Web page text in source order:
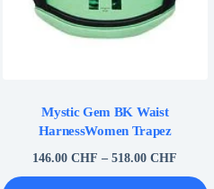
Mystic Gem BK Waist
HarnessWomen Trapez
146.00CHF –518.00CHF
Dieses